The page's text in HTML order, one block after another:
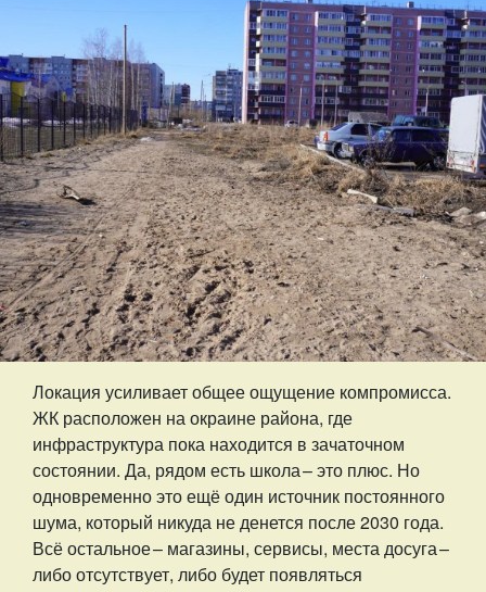
Локация усиливает общее ощущение компромисса.
ЖК расположен на окраине района, где
инфраструктура пока находится в зачаточном
состоянии. Да, рядом есть школа – ​это плюс. Но
одновременно это ещё один источник постоянного
шума, который никуда не денется после 2030 года.
Всё остальное – ​магазины, сервисы, места досуга – ​
либо отсутствует, либо будет появляться